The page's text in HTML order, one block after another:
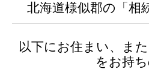
北海道様似郡の「相
以下にお住まい、ま
をお持